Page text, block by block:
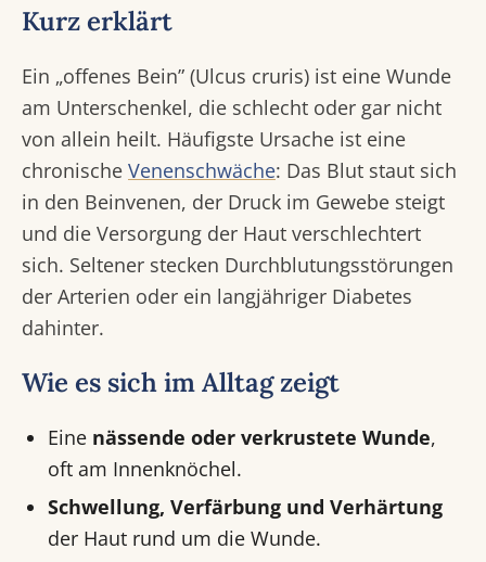
Kurz erklärt
Ein „offenes Bein” (Ulcus cruris) ist eine Wunde
am Unterschenkel, die schlecht oder gar nicht
von allein heilt. Häufigste Ursache ist eine
chronische Venenschwäche: Das Blut staut sich
in den Beinvenen, der Druck im Gewebe steigt
und die Versorgung der Haut verschlechtert
sich. Seltener stecken Durchblutungsstörungen
der Arterien oder ein langjähriger Diabetes
dahinter.
Wie es sich im Alltag zeigt
Eine nässende oder verkrustete Wunde,
oft am Innenknöchel.
Schwellung, Verfärbung und Verhärtung
der Haut rund um die Wunde.